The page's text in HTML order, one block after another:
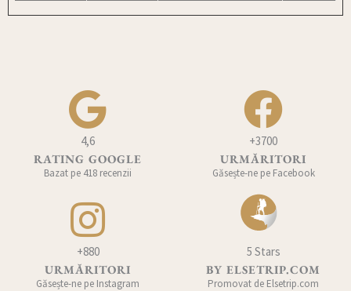
4,6
RATING GOOGLE
Bazat pe 418 recenzii
+3700
URMĂRITORI
Găsește-ne pe Facebook
+880
URMĂRITORI
Găsește-ne pe Instagram
5 Stars
BY ELSETRIP.COM
Promovat de Elsetrip.com